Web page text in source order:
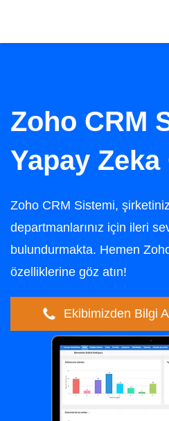
Zoho CRM
Yapay
Zoho CRM Sistemi,
departmanlarınız için ileri
bulundurmakta. Hemen
özelliklerine göz atın!
Ekibimizden Bilgi